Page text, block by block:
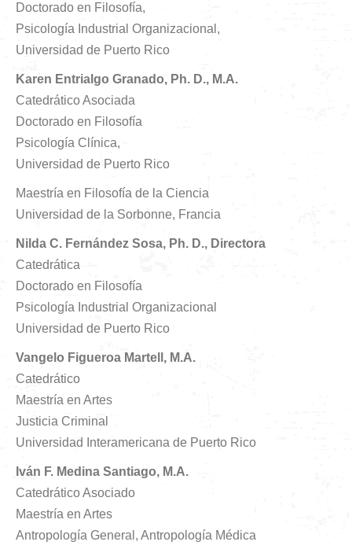
Doctorado en Filosofía,
Psicología Industrial Organizacional,
Universidad de Puerto Rico
Karen Entrialgo Granado, Ph. D., M.A.
Catedrático Asociada
Doctorado en Filosofía
Psicología Clínica,
Universidad de Puerto Rico
Maestría en Filosofía de la Ciencia
Universidad de la Sorbonne, Francia
Nilda C. Fernández Sosa, Ph. D., Directora
Catedrática
Doctorado en Filosofía
Psicología Industrial Organizacional
Universidad de Puerto Rico
Vangelo Figueroa Martell, M.A.
Catedrático
Maestría en Artes
Justicia Criminal
Universidad Interamericana de Puerto Rico
Iván F. Medina Santiago, M.A.
Catedrático Asociado
Maestría en Artes
Antropología General, Antropología Médica